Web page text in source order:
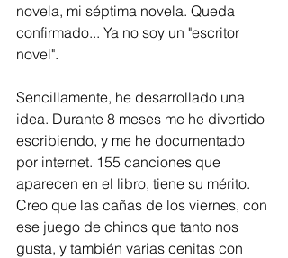
novela, mi séptima novela. Queda
confirmado... Ya no soy un "escritor
novel".
Sencillamente, he desarrollado una
idea. Durante 8 meses me he divertido
escribiendo, y me he documentado
por internet. 155 canciones que
aparecen en el libro, tiene su mérito.
Creo que las cañas de los viernes, con
ese juego de chinos que tanto nos
gusta, y también varias cenitas con